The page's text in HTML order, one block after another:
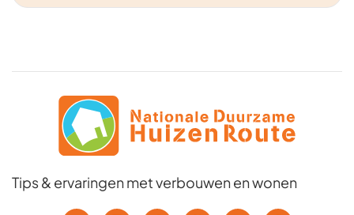
Tips & ervaringen met verbouwen en wonen